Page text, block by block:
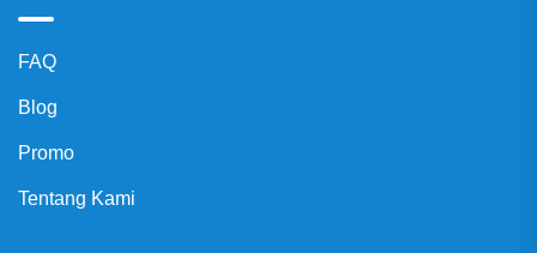
FAQ
Blog
Promo
Tentang Kami